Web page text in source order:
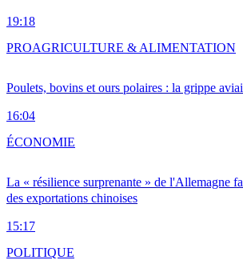
19:18
Poulets, bovins et ours polaires : la grippe
16:04
PROAGRICULTURE & ALIMENTATION
La « résilience surprenante » de l'Allemagne
des exportations chinoises
15:17
ÉCONOMIE
POLITIQUE